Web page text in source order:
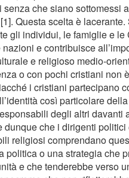
senza che siano sottomessi
Questa scelta è lacerante.
gli individui, le famiglie e le
e contribuisce
e religioso medio-
o con pochi cristiani non
i cristiani partecipano
così particolare
degli altri davanti
dunque che i dirigenti politici
religiosi comprendano
politica o una strategia che
e che tenderebbe verso